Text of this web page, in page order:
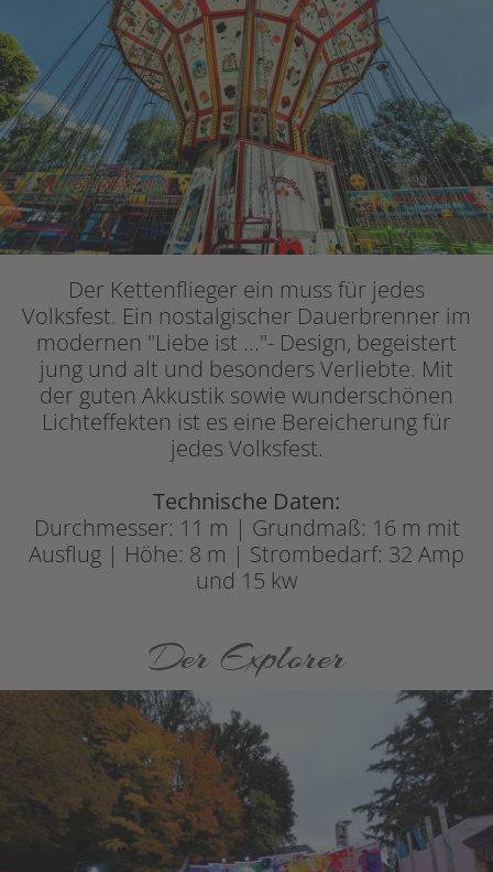
Der Kettenflieger ein muss für jedes
Volksfest. Ein nostalgischer Dauerbrenner im
modernen "Liebe ist ..."- Design, begeistert
jung und alt und besonders Verliebte. Mit
der guten Akkustik sowie wunderschönen
Lichteffekten ist es eine Bereicherung für
jedes Volksfest.
Technische Daten:
Durchmesser: 11 m | Grundmaß: 16 m mit
Ausflug | Höhe: 8 m | Strombedarf: 32 Amp
und 15 kw
Der Explorer